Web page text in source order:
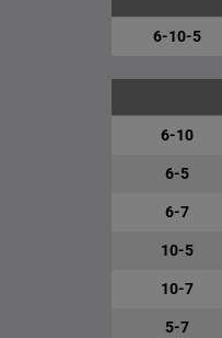
6-10-5
6-10
6-5
6-7
10-5
10-7
5-7